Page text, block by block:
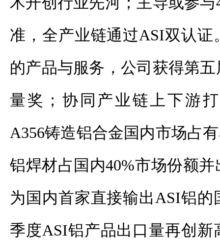
准，全产业链通过ASI双认
的产品与服务，公司获得第
量奖；协同产业链上下游
A356铸造铝合金国内市场占
铝焊材占国内40%市场份额
为国内首家直接输出ASI铝
季度ASI铝产品出口量再创